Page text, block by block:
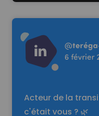
Read more
@
6 février
Acteur de la
c'était vous ? 🌿